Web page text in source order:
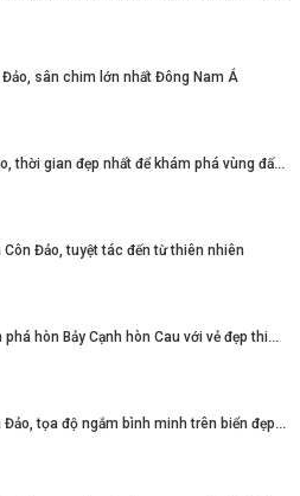
Đảo, sân chim lớn nhất Đông Nam Á
Mùa hè Côn Đảo, thời gian đẹp nhất để khám phá vùng đất này
Côn Đảo, tuyệt tác đến từ thiên nhiên
Lịch trình khám phá hòn Bảy Cạnh hòn Cau với vẻ đẹp thiên nhiên hoang sơ
Mũi Tàu Bể Côn Đảo, tọa độ ngắm bình minh trên biển đẹp mê hồn